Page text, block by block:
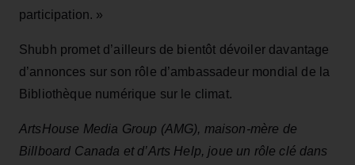
participation. »
Shubh promet d’ailleurs de bientôt dévoiler davantage
d’annonces sur son rôle d’ambassadeur mondial de la
Bibliothèque numérique sur le climat.
ArtsHouse Media Group (AMG), maison-mère de
Billboard Canada et d’Arts Help, joue un rôle clé dans